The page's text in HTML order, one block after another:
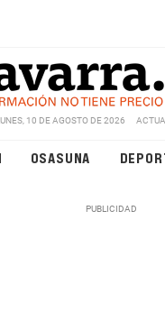
10 DE AGOSTO DE 2026
OSASUNA